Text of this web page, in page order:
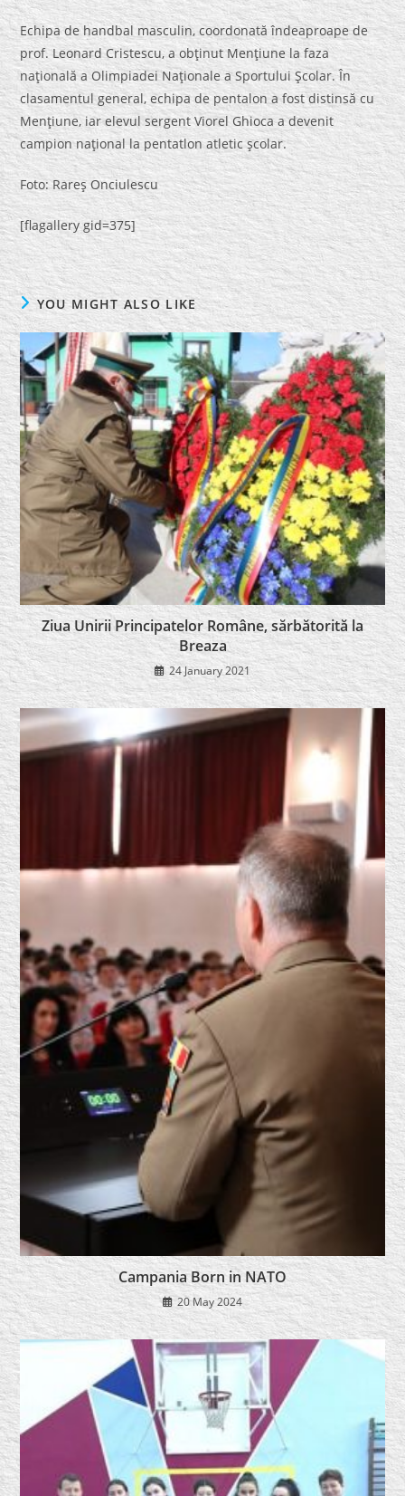
Echipa de handbal masculin, coordonată îndeaproape de
prof. Leonard Cristescu, a obţinut Menţiune la faza
naţională a Olimpiadei Naţionale a Sportului Şcolar. În
clasamentul general, echipa de pentalon a fost distinsă cu
Menţiune, iar elevul sergent Viorel Ghioca a devenit
campion naţional la pentatlon atletic şcolar.
Foto: Rareş Onciulescu
[flagallery gid=375]
YOU MIGHT ALSO LIKE
Ziua Unirii Principatelor Române, sărbătorită la
Breaza
24 January 2021
Campania Born in NATO
20 May 2024